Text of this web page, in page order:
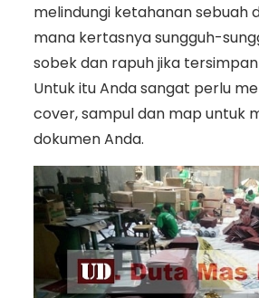
melindungi ketahanan sebuah
mana kertasnya sungguh-
sobek dan rapuh jika
Untuk itu Anda sangat perlu
cover, sampul dan map untuk
dokumen Anda.